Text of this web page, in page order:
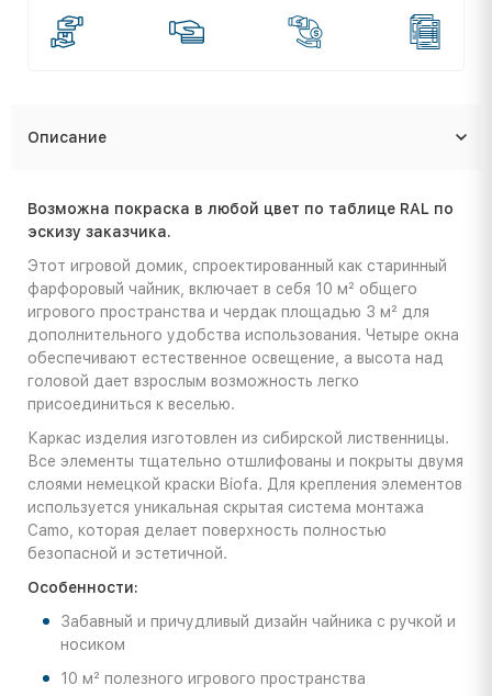
Описание
Возможна покраска в любой цвет по таблице RAL по
эскизу заказчика.
Этот игровой домик, спроектированный как старинный
фарфоровый чайник, включает в себя 10 м² общего
игрового пространства и чердак площадью 3 м² для
дополнительного удобства использования. Четыре окна
обеспечивают естественное освещение, а высота над
головой дает взрослым возможность легко
присоединиться к веселью.
Каркас изделия изготовлен из сибирской лиственницы.
Все элементы тщательно отшлифованы и покрыты двумя
слоями немецкой краски Biofa. Для крепления элементов
используется уникальная скрытая система монтажа
Camo, которая делает поверхность полностью
безопасной и эстетичной.
Особенности:
Забавный и причудливый дизайн чайника с ручкой и
носиком
10 м² полезного игрового пространства